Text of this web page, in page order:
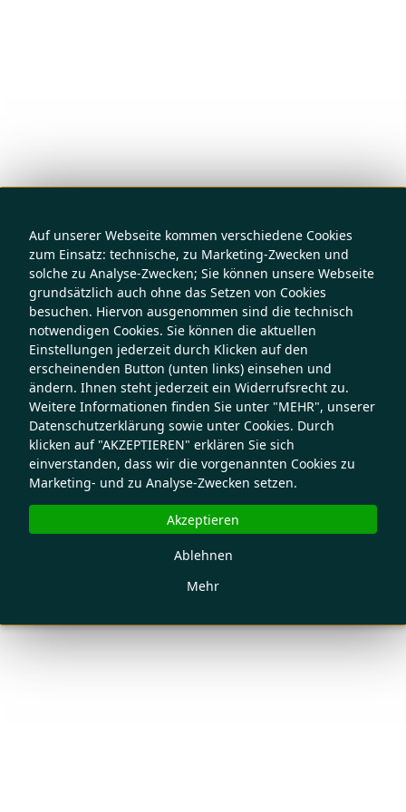
Auf unserer Webseite kommen verschiedene Cookies
zum Einsatz: technische, zu Marketing-Zwecken und
solche zu Analyse-Zwecken; Sie können unsere Webseite
grundsätzlich auch ohne das Setzen von Cookies
besuchen. Hiervon ausgenommen sind die technisch
notwendigen Cookies. Sie können die aktuellen
Einstellungen jederzeit durch Klicken auf den
erscheinenden Button (unten links) einsehen und
ändern. Ihnen steht jederzeit ein Widerrufsrecht zu.
Weitere Informationen finden Sie unter "MEHR", unserer
Datenschutzerklärung sowie unter Cookies. Durch
klicken auf "AKZEPTIEREN" erklären Sie sich
einverstanden, dass wir die vorgenannten Cookies zu
Marketing- und zu Analyse-Zwecken setzen.
Mehr
Ablehnen
Akzeptieren